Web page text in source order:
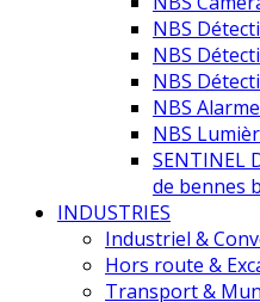
NBS
NBS
NBS
NBS
NBS
SENTINEL
de bennes
INDUSTRIES
Industriel &
Hors route &
Transport &